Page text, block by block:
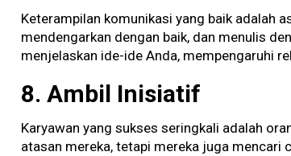
Keterampilan komunikasi yang baik adalah
mendengarkan dengan baik, dan menulis
menjelaskan ide-ide Anda, mempengaruhi
8. Ambil Inisiatif
Karyawan yang sukses seringkali adalah
atasan mereka, tetapi mereka juga mencari